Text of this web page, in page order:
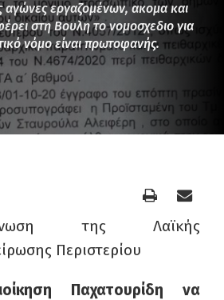
αγώνες εργαζομένων, ακομα και
στη Βουλη το νομοσχεδιο για
νόμο είναι πρωτοφανής.
της Λαϊκής
Περιστερίου
Παχατουρίδη να